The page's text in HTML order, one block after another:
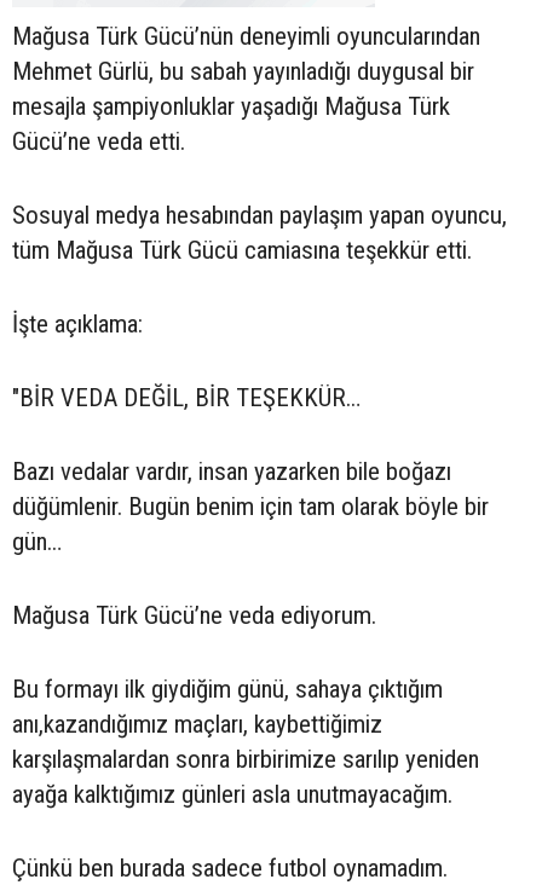
Mağusa Türk Gücü’nün deneyimli oyuncularından
Mehmet Gürlü, bu sabah yayınladığı duygusal bir
mesajla şampiyonluklar yaşadığı Mağusa Türk
Gücü’ne veda etti.
Sosuyal medya hesabından paylaşım yapan oyuncu,
tüm Mağusa Türk Gücü camiasına teşekkür etti.
İşte açıklama:
"BİR VEDA DEĞİL, BİR TEŞEKKÜR…
Bazı vedalar vardır, insan yazarken bile boğazı
düğümlenir. Bugün benim için tam olarak böyle bir
gün…
Mağusa Türk Gücü’ne veda ediyorum.
Bu formayı ilk giydiğim günü, sahaya çıktığım
anı,kazandığımız maçları, kaybettiğimiz
karşılaşmalardan sonra birbirimize sarılıp yeniden
ayağa kalktığımız günleri asla unutmayacağım.
Çünkü ben burada sadece futbol oynamadım.